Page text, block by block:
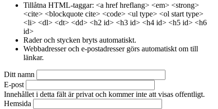
Tillåtna HTML-taggar: <a href hreflang> <em> <strong>
<cite> <blockquote cite> <code> <ul type> <ol start type>
<li> <dl> <dt> <dd> <h2 id> <h3 id> <h4 id> <h5 id> <h6
id>
Rader och stycken bryts automatiskt.
Webbadresser och e-postadresser görs automatiskt om till
länkar.
Ditt namn
E-post
Innehållet i detta fält är privat och kommer inte att visas offentligt.
Hemsida